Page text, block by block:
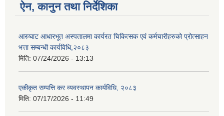
ऐन, कानुन तथा निर्देशिका
आरुघाट आधारभूत अस्पतालमा कार्यरत चिकित्सक एवं कर्मचारीहरुको प्रोत्साहन
भत्ता सम्बन्धी कार्यविधि,२०८३
मिति: 07/24/2026 - 13:13
एकीकृत सम्पत्ति कर व्यवस्थापन कार्यविधि, २०८३
मिति: 07/17/2026 - 11:49